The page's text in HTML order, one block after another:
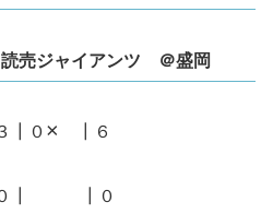
売ジャイアンツ ＠盛岡
┃０ × ┃６
０┃ ┃０